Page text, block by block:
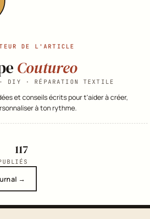
DE L'ARTICLE
Coutureo
· DIY · RÉPARATION TEXTILE
et conseils écrits pour t'aider à créer,
à ton rythme.
117
→